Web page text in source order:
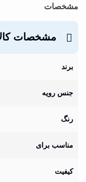
مشخصات
مشخصات
برند
جنس رویه
رنگ
مناسب برای
کیفیت